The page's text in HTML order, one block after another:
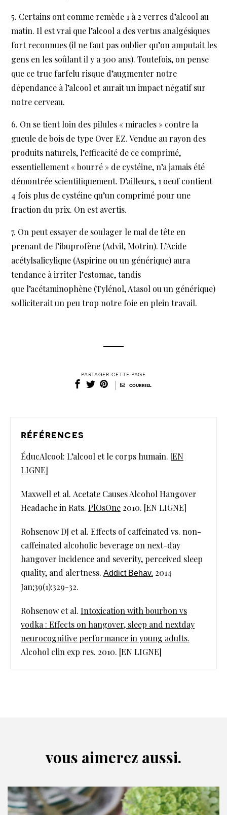
Certains ont comme remède 1 à 2 verres d’alcool au
matin. Il est vrai que l’alcool a des vertus analgésiques
fort reconnues (il ne faut pas oublier qu’on amputait les
gens en les soûlant il y a 300 ans). Toutefois, on pense
que ce truc farfelu risque d’augmenter notre
dépendance à l’alcool et aurait un impact négatif sur
notre cerveau.
On se tient loin des pilules « miracles » contre la
gueule de bois de type Over EZ. Vendue au rayon des
produits naturels, l’efficacité de ce comprimé,
essentiellement « bourré » de cystéine, n’a jamais été
démontrée scientifiquement. D’ailleurs, 1 oeuf contient
4 fois plus de cystéine qu’un comprimé pour une
fraction du prix. On est avertis.
On peut essayer de soulager le mal de tête en
prenant de l’ibuprofène (Advil, Motrin). L’Acide
acétylsalicylique (Aspirine ou un générique) aura
tendance à irriter l’estomac, tandis
que l’acétaminophène (Tylénol, Atasol ou un générique)
solliciterait un peu trop notre foie en plein travail.
partager cette page
courriel
références
ÉducAlcool: L’alcool et le corps humain. [EN
LIGNE]
Maxwell et al. Acetate Causes Alcohol Hangover
Headache in Rats. PlOsOne 2010. [EN LIGNE]
Rohsenow DJ et al. Effects of caffeinated vs. non-
caffeinated alcoholic beverage on next-day
hangover incidence and severity, perceived sleep
quality, and alertness. Addict Behav. 2014
Jan;39(1):329-32.
Rohsenow et al. Intoxication with bourbon vs
vodka : Effects on hangover, sleep and nextday
neurocognitive performance in young adults.
Alcohol clin exp res. 2010. [EN LIGNE]
vous aimerez aussi.